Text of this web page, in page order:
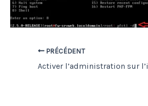
PRÉCÉDENT
Activer l’administration sur